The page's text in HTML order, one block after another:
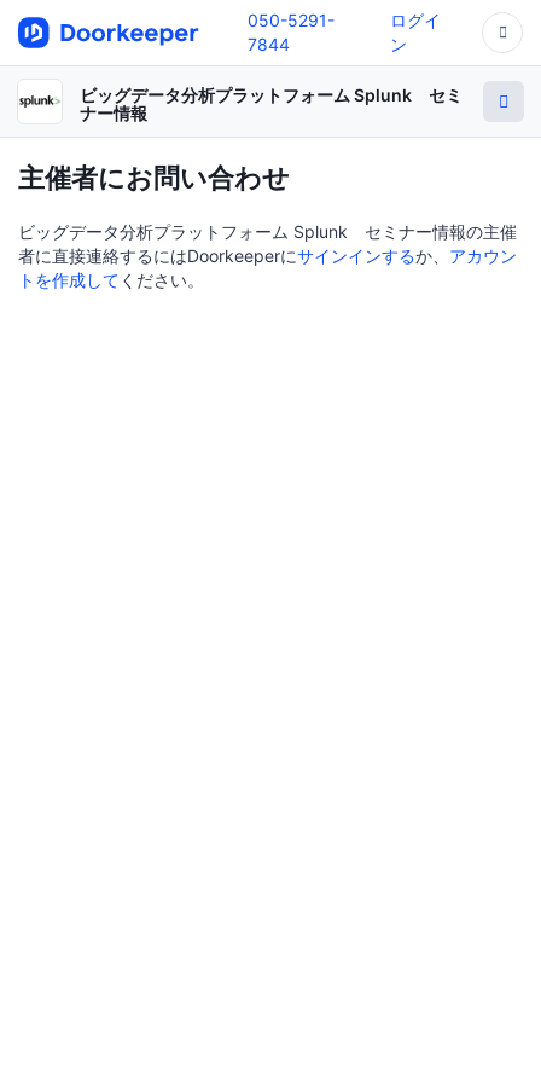
050-5291-
7844
ログイ
ン
ビッグデータ分析プラットフォーム Splunk セミ
ナー情報
主催者にお問い合わせ
ビッグデータ分析プラットフォーム Splunk セミナー情報の主催
者に直接連絡するにはDoorkeeperにサインインするか、 アカウン
トを作成して ください。